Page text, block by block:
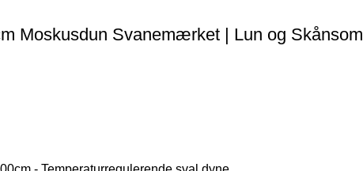
Moskusdun Svanemærket | Lun og Skånsom